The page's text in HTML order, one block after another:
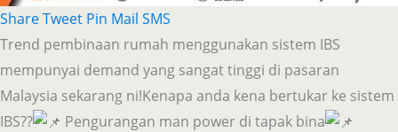
ShareTweet Pin Mail SMS
Trend pembinaan rumah menggunakan sistem IBS
mempunyai demand yang sangat tinggi di pasaran
Malaysia sekarang ni!Kenapa anda kena bertukar ke sistem
IBS??
Pengurangan man power di tapak bina